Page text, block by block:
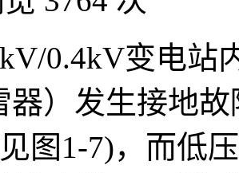
0.4kV变电站
器）发生接地
图1-7)，而低